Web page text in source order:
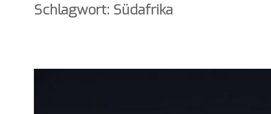
Schlagwort: Südafrika